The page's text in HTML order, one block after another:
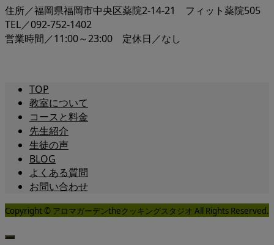
住所／福岡県福岡市中央区薬院2-14-21 フィット薬院505
TEL／092-752-1402
営業時間／11:00～23:00 定休日／なし
TOP
教室について
コースと料金
先生紹介
生徒の声
BLOG
よくある質問
お問い合わせ
Copyright © アロマガーデンtheクッキングスタジオ All Rights Reserved.